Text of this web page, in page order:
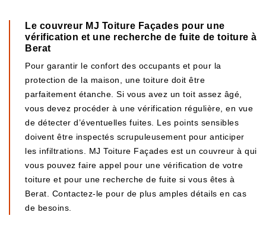
Le couvreur MJ Toiture Façades pour une
vérification et une recherche de fuite de toiture à
Berat
Pour garantir le confort des occupants et pour la
protection de la maison, une toiture doit être
parfaitement étanche. Si vous avez un toit assez âgé,
vous devez procéder à une vérification régulière, en vue
de détecter d’éventuelles fuites. Les points sensibles
doivent être inspectés scrupuleusement pour anticiper
les infiltrations. MJ Toiture Façades est un couvreur à qui
vous pouvez faire appel pour une vérification de votre
toiture et pour une recherche de fuite si vous êtes à
Berat. Contactez-le pour de plus amples détails en cas
de besoins.